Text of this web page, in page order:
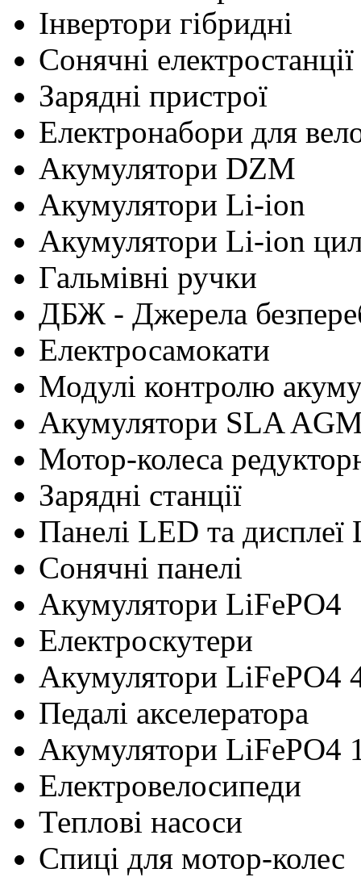
Інвертори гібридні
Сонячні електростанції
Зарядні пристрої
Електронабори для
Акумулятори DZM
Акумулятори Li-ion
Акумулятори Li-ion
Гальмівні ручки
ДБЖ - Джерела
Електросамокати
Модулі контролю
Акумулятори SLA
Мотор-колеса
Зарядні станції
Панелі LED та дисплеї
Сонячні панелі
Акумулятори LiFePO4
Електроскутери
Акумулятори LiFePO4
Педалі акселератора
Акумулятори LiFePO4
Електровелосипеди
Теплові насоси
Cпиці для мотор-колес